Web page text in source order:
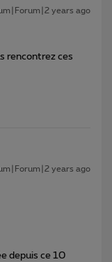
years ago
rencontrez ces
years ago
depuis ce 10